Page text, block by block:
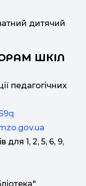
дитячий
ШКІЛ
педагогічних
для 1, 2, 5, 6, 9,